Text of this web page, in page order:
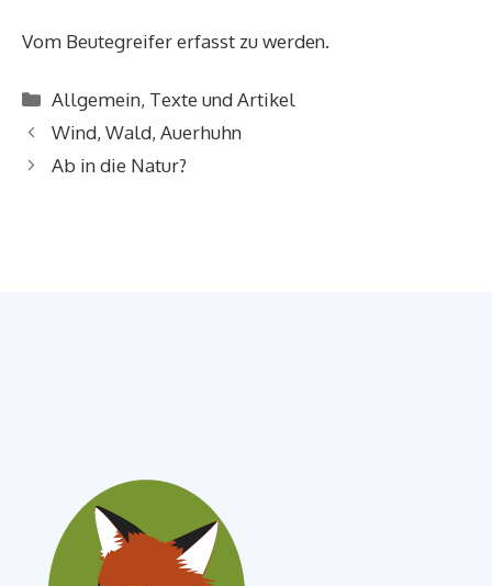
Vom Beutegreifer erfasst zu werden.
Kategorien
Allgemein, Texte und Artikel
Wind, Wald, Auerhuhn
Ab in die Natur?